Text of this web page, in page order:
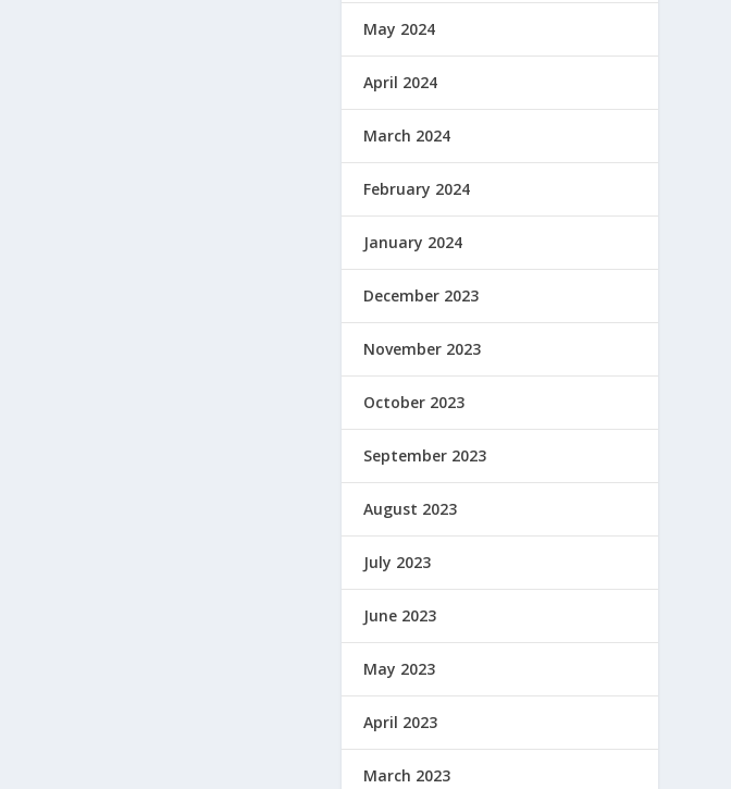
May 2024
April 2024
March 2024
February 2024
January 2024
December 2023
November 2023
October 2023
September 2023
August 2023
July 2023
June 2023
May 2023
April 2023
March 2023